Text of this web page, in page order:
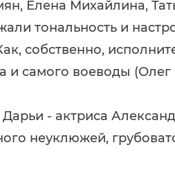
Елена Михайлина,
тональность и
собственно,
и самого воеводы
- актриса
неуклюжей,